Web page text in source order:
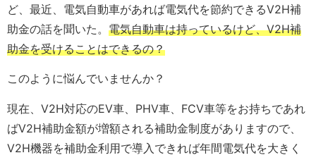
ど、最近、電気自動車があれば電気代を節約できるV2H補
助金の話を聞いた。 電気自動車は持っているけど、V2H補
助金を受けることはできるの？
このように悩んでいませんか？
現在、V2H対応のEV車、PHV車、FCV車等をお持ちであれ
ばV2H補助金額が増額される補助金制度がありますので、
V2H機器を補助金利用で導入できれば年間電気代を大きく